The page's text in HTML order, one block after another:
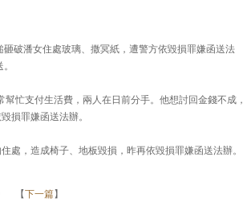
破潘女住處玻璃、撒冥紙，遭警方依毀損罪嫌函送法
忙支付生活費，兩人在日前分手。他想討回金錢不成，
損罪嫌函送法辦。
處，造成椅子、地板毀損，昨再依毀損罪嫌函送法辦。
【下一篇】